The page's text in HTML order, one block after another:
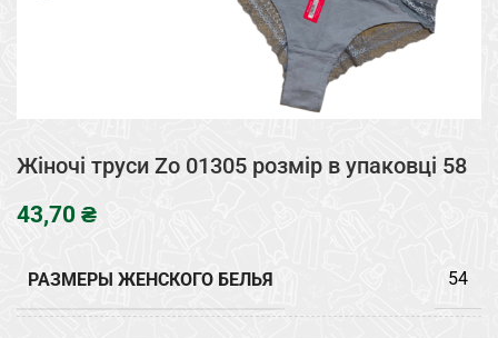
Жіночі труси Zo 01305 розмір в упаковці 58
₴
РАЗМЕРЫ ЖЕНСКОГО БЕЛЬЯ 54